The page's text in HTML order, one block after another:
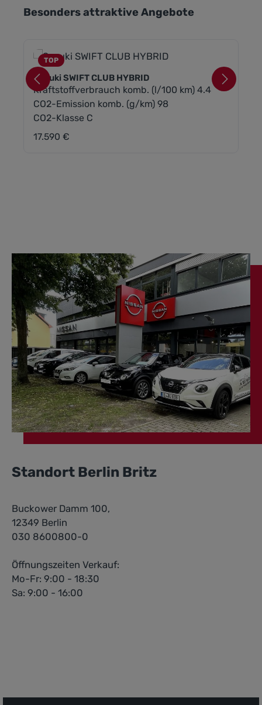
Produktgalerie überspringen
Besonders attraktive Angebote
TOP
Suzuki SWIFT CLUB HYBRID
Kraftstoffverbrauch komb. (l/100 km) 4.4
CO2-Emission komb. (g/km) 98
CO2-Klasse C
Regulärer Preis:
17.590 €
Standort Berlin Britz
Buckower Damm 100,
12349 Berlin
030 8600800-0
Öffnungszeiten Verkauf:
Mo-Fr: 9:00 - 18:30
Sa: 9:00 - 16:00